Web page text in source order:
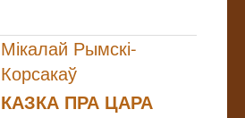
Мікалай Рымскі-
Корсакаў
КАЗКА ПРА ЦАРА